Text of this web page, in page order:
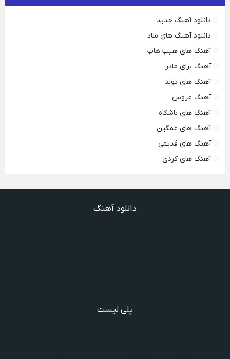
دانلود آهنگ جدید
دانلود آهنگ های شاد
آهنگ های هیپ هاپ
آهنگ برای مادر
آهنگ های تولد
آهنگ عروس
آهنگ های باشگاه
آهنگ های غمگین
آهنگ های قدیمی
آهنگ های کردی
دانلود آهنگ
پلی لیست